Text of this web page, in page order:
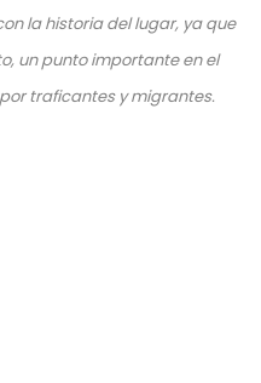
la historia del lugar, ya que
un punto importante en el
traficantes y migrantes.